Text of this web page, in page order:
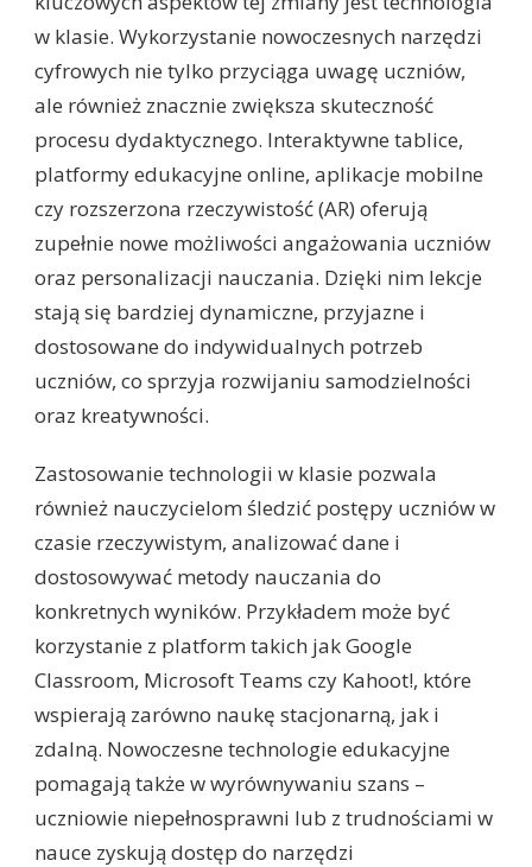
w klasie. Wykorzystanie nowoczesnych narzędzi
cyfrowych nie tylko przyciąga uwagę uczniów,
ale również znacznie zwiększa skuteczność
procesu dydaktycznego. Interaktywne tablice,
platformy edukacyjne online, aplikacje mobilne
czy rozszerzona rzeczywistość (AR) oferują
zupełnie nowe możliwości angażowania uczniów
oraz personalizacji nauczania. Dzięki nim lekcje
stają się bardziej dynamiczne, przyjazne i
dostosowane do indywidualnych potrzeb
uczniów, co sprzyja rozwijaniu samodzielności
oraz kreatywności.
Zastosowanie technologii w klasie pozwala
również nauczycielom śledzić postępy uczniów w
czasie rzeczywistym, analizować dane i
dostosowywać metody nauczania do
konkretnych wyników. Przykładem może być
korzystanie z platform takich jak Google
Classroom, Microsoft Teams czy Kahoot!, które
wspierają zarówno naukę stacjonarną, jak i
zdalną. Nowoczesne technologie edukacyjne
pomagają także w wyrównywaniu szans –
uczniowie niepełnosprawni lub z trudnościami w
nauce zyskują dostęp do narzędzi